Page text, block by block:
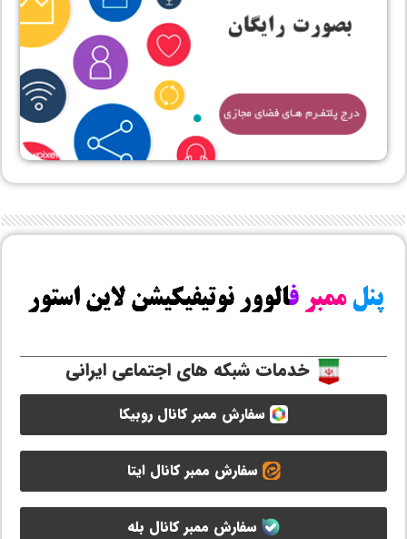
خدمات شبکه های اجتماعی ایرانی
سفارش ممبر کانال روبیکا
سفارش ممبر کانال ایتا
سفارش ممبر کانال بله